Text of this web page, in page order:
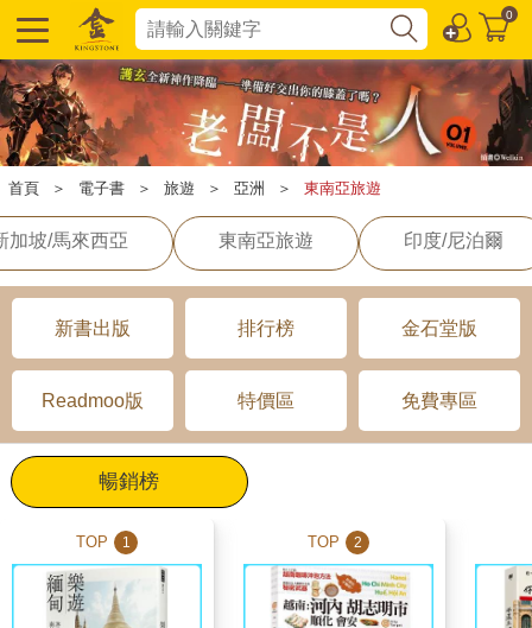
0
首頁 ＞ 電子書 ＞ 旅遊 ＞ 亞洲 ＞ 東南亞旅遊
加坡/馬來西亞 東南亞旅遊 印度/尼泊爾
新書出版 排行榜 金石堂版
Readmoo版 特價區 免費專區
暢銷榜
TOP 1 TOP 2